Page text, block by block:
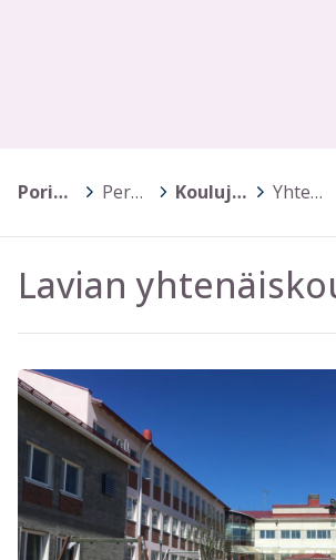
Porin kaupunki Perusopetus > Koulujen kotisivut Yhtenäiskoulut
Lavian